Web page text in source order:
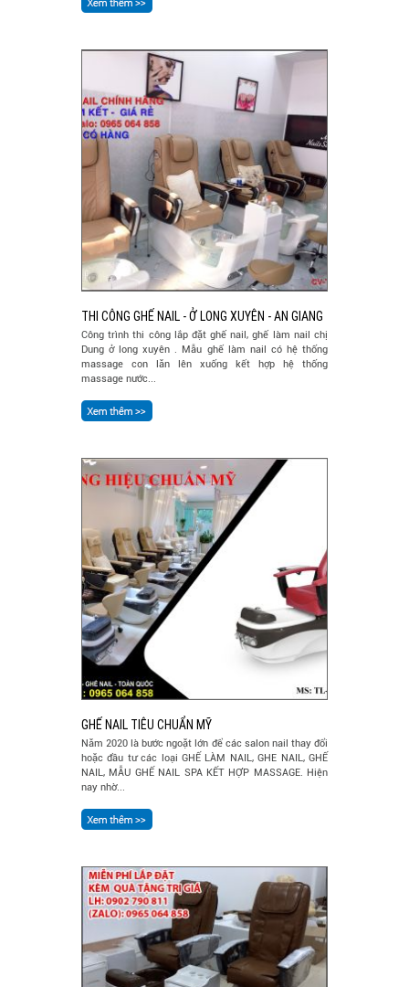
THI CÔNG GHẾ NAIL - Ở LONG XUYÊN - AN GIANG
Công trình thi công lắp đặt ghế nail, ghế làm nail chị
Dung ở long xuyên . Mẫu ghế làm nail có hệ thống
massage con lăn lên xuống kết hợp hệ thống
massage nước...
GHẾ NAIL TIÊU CHUẨN MỸ
Năm 2020 là bước ngoặt lớn để các salon nail thay đổi
hoặc đầu tư các loại GHẾ LÀM NAIL, GHE NAIL, GHẾ
NAIL, MẪU GHẾ NAIL SPA KẾT HỢP MASSAGE. Hiện
nay nhờ...